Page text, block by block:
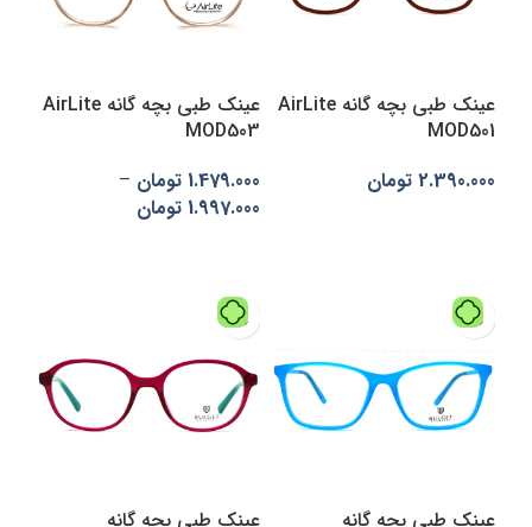
عینک طبی بچه گانه AirLite
MOD501
2.390.000 تومان
عینک طبی بچه گانه AirLite
MOD503
1.479.000 تومان –
1.997.000 تومان
عینک طبی بچه گانه عینک طبی بچه گانه